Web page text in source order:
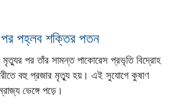
পর পহ্লব শক্তির পতন
মৃত্যুর পর তাঁর সামন্ত পাকোরেস প্রভৃতি বিদ্রোহ
বহু প্রজার মৃত্যু হয়। এই সুযোগে কুষাণ
ভেঙ্গে পড়ে।